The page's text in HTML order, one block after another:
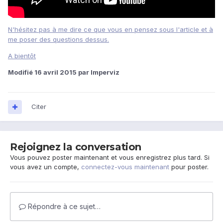
N'hésitez pas à me dire ce que vous en pensez sous l'article et à
me poser des questions dessus.
A bientôt
Modifié 16 avril 2015 par Imperviz
Citer
Rejoignez la conversation
Vous pouvez poster maintenant et vous enregistrez plus tard. Si
vous avez un compte, connectez-vous maintenant pour poster.
Répondre à ce sujet…